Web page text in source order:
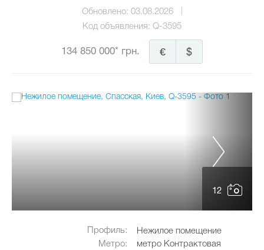
Обновлено: 03.08.2026
Код объявления: Q-3595
134 850 000* грн. $
€
12
Профиль:
Нежилое помещение
Метро:
метро Контрактовая